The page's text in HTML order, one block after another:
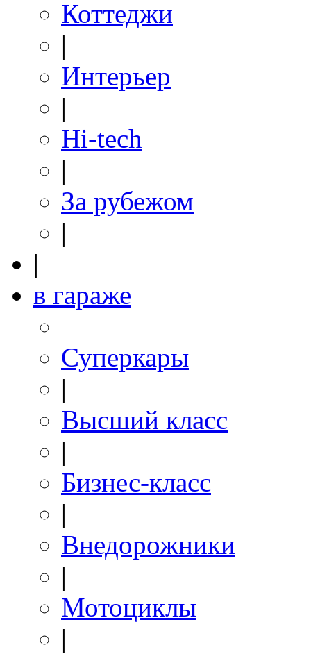
Коттеджи
|
Интерьер
|
Hi-tech
|
За рубежом
|
|
в гараже
Суперкары
|
Высший класс
|
Бизнес-класс
|
Внедорожники
|
Мотоциклы
|